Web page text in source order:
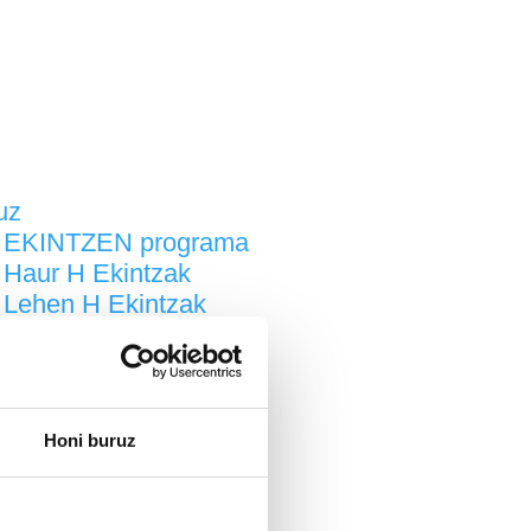
Honi buruz
EKINTZEN programa
Haur H Ekintzak
Lehen H Ekintzak
Batxilergo Proiektuak
Kiroltasuna
Kirol taldeak